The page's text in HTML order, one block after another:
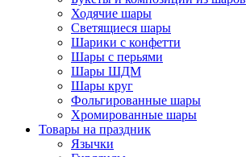
Ходячие шары
Светящиеся шары
Шарики с конфетти
Шары с перьями
Шары ШДМ
Шары круг
Фольгированные шары
Хромированные шары
Товары на праздник
Язычки